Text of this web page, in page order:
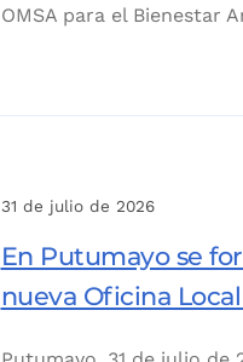
OMSA para el Bienestar
31 de julio de 2026
En Putumayo se
nueva Oficina